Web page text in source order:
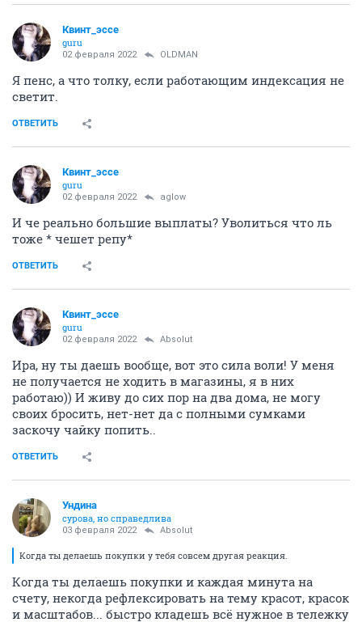
Квинт_эссе
guru
02 февраля 2022 OLDMAN
Я пенс, а что толку, если работающим индексация не
светит.
ОТВЕТИТЬ
Квинт_эссе
guru
02 февраля 2022 aglow
И че реально большие выплаты? Уволиться что ль
тоже * чешет репу*
ОТВЕТИТЬ
Квинт_эссе
guru
02 февраля 2022 Absolut
Ира, ну ты даешь вообще, вот это сила воли! У меня
не получается не ходить в магазины, я в них
работаю)) И живу до сих пор на два дома, не могу
своих бросить, нет-нет да с полными сумками
заскочу чайку попить..
ОТВЕТИТЬ
Ундинa
сурова, но справедлива
03 февраля 2022 Absolut
Когда ты делаешь покупки у тебя совсем другая реакция.
Когда ты делаешь покупки и каждая минута на
счету, некогда рефлексировать на тему красот, красок
и масштабов... быстро кладешь всё нужное в тележку